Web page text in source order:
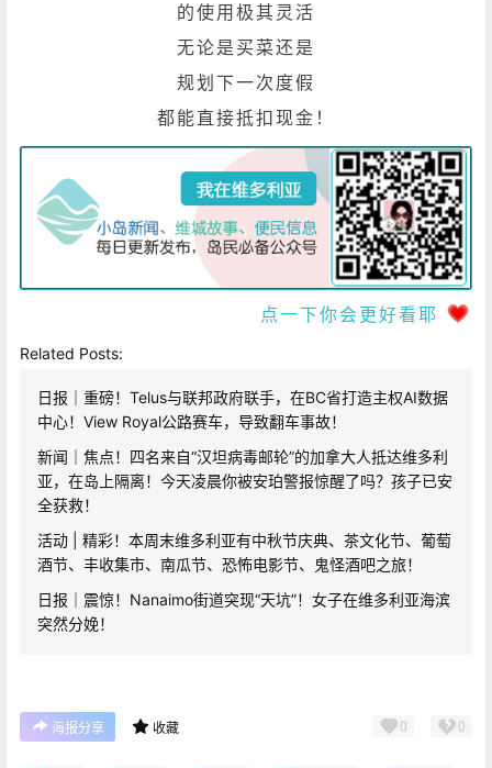
的使用极其灵活
无论是买菜还是
规划下一次度假
都能直接抵扣现金！
点一下你会更好看耶
Related Posts:
日报｜重磅！Telus与联邦政府联手，在BC省打造主权AI数据
中心！View Royal公路赛车，导致翻车事故！
新闻｜焦点！四名来自“汉坦病毒邮轮”的加拿大人抵达维多利
亚，在岛上隔离！今天凌晨你被安珀警报惊醒了吗？孩子已安
全获救！
活动 | 精彩！本周末维多利亚有中秋节庆典、茶文化节、葡萄
酒节、丰收集市、南瓜节、恐怖电影节、鬼怪酒吧之旅！
日报｜震惊！Nanaimo街道突现“天坑”！女子在维多利亚海滨
突然分娩！
海报分享 收藏 0 0